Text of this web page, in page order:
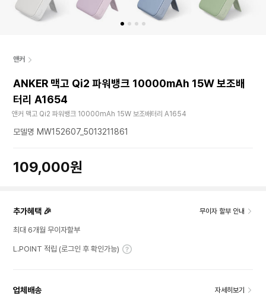
앤커
ANKER 맥고 Qi2 파워뱅크 10000mAh 15W 보조배
터리 A1654
앤커 맥고 Qi2 파워뱅크 10000mAh 15W 보조배터리 A1654
모델명 MW152607_5013211861
109,000원
추가혜택 🎉 무이자 할부 안내
최대 6개월 무이자할부
L.POINT 적립 (로그인 후 확인가능)
업체배송 자세히보기